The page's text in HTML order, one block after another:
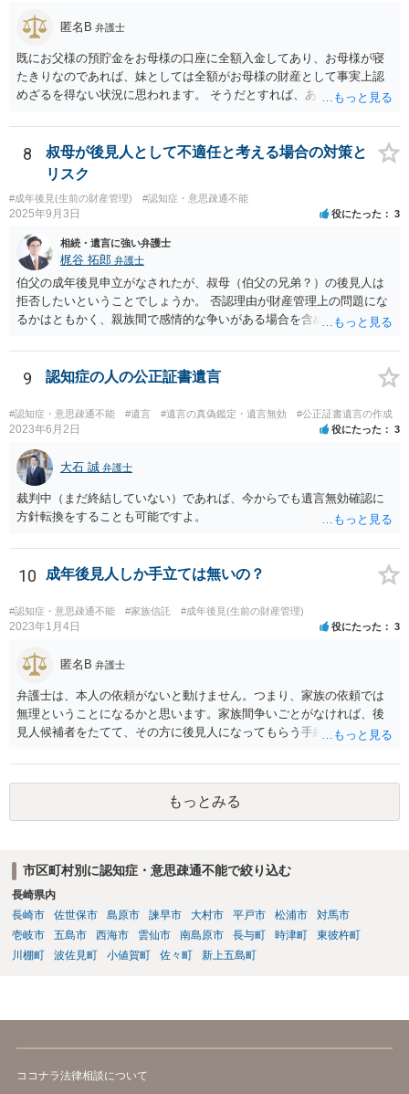
匿名B 弁護士
既にお父様の預貯金をお母様の口座に全額入金してあり、お母様が寝
たきりなのであれば、妹としては全額がお母様の財産として事実上認
めざるを得ない状況に思われます。 そうだとすれば、あえて遺産分割
す。 また、遺産分割協議書を作成しても特にメリットがない妹の協力
が期待できるのかも不明です。 お母様の相続が開始するまで、ご質問
主としては行動を起こす必要がないように思えますが、いかがでしょ
8
叔母が後見人として不適任と考える場合の対策と
リスク
#成年後見(生前の財産管理) #認知症・意思疎通不能
2025年9月3日 役にたった 3
相続・遺言に強い弁護士
梶谷 拓郎 弁護士
伯父の成年後見申立がなされたが、叔母（伯父の兄弟？）の後見人は
拒否したいということでしょうか。 否認理由が財産管理上の問題にな
るかはともかく、親族間で感情的な争いがある場合を含めて問題があ
選任を希望する旨意見で記載すると良いと思われます。 もちろん専門
職後見人ですから、伯父さんの負担で毎月３万３０００円ないし５万
うことであれば、少ない負担であると思われます。
9 認知症の人の公正証書遺言
#認知症・意思疎通不能 #遺言 #遺言の真偽鑑定・遺言無効 #公正証書遺言の作成
2023年6月2日 役にたった 3
大石 誠 弁護士
裁判中（まだ終結していない）であれば、今からでも遺言無効確認に
方針転換をすることも可能ですよ。
10 成年後見人しか手立ては無いの？
#認知症・意思疎通不能 #家族信託 #成年後見(生前の財産管理)
2023年1月4日 役にたった 3
匿名B 弁護士
弁護士は、本人の依頼がないと動けません。つまり、家族の依頼では
無理ということになるかと思います。家族間争いごとがなければ、後
見人候補者をたてて、その方に後見人になってもらう手続をすすめた
もっとみる
市区町村別に認知症・意思疎通不能で絞り込む
長崎県内
長崎市
佐世保市 島原市 諫早市 大村市 平戸市 松浦市
対馬市
壱岐市
五島市 西海市 雲仙市 南島原市 長与町 時津町
東彼杵町
川棚町
波佐見町 小値賀町 佐々町 新上五島町
ココナラ法律相談について